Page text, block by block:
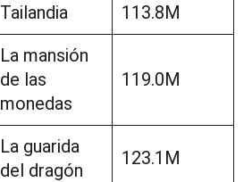
Tailandia 113.8M
La mansión
de las
monedas
119.0M
La guarida
del dragón
123.1M